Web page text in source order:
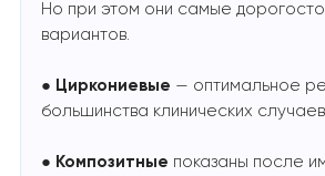
Но при этом они самые
вариантов.
● Циркониевые — оптимальное
большинства клинических
● Композитные показаны после